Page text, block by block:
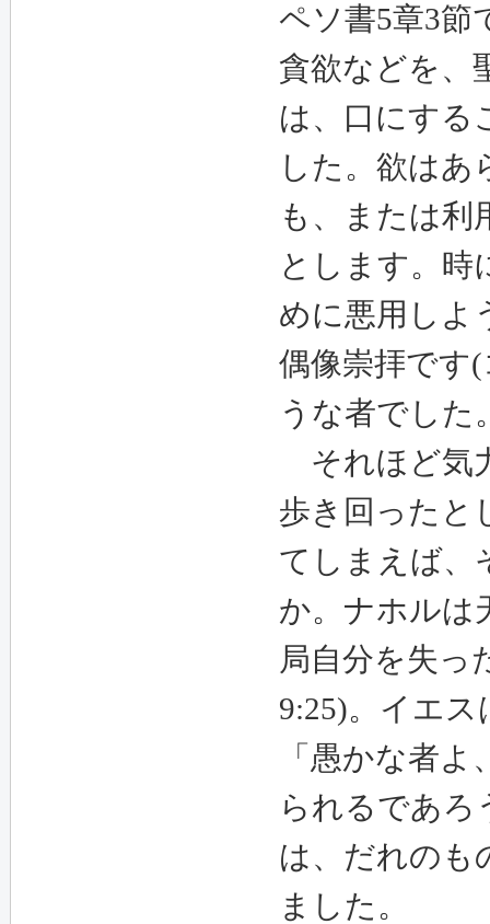
ペソ書5章3節
貪欲などを、
は、口にする
した。 欲はあ
も、または利
とします。時
めに悪用しよ
偶像崇拝です(
うな者でした
それほど気
歩き回ったと
てしまえば、
か。ナホルは
局自分を失っ
9:25)。イエ
「愚かな者
られるであろ
は、だれのも
ました。